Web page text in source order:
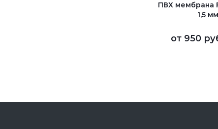
ПВХ мембрана
1,5 мм
от 950